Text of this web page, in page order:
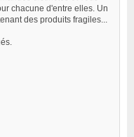
chacune d'entre elles. Un
des produits fragiles...